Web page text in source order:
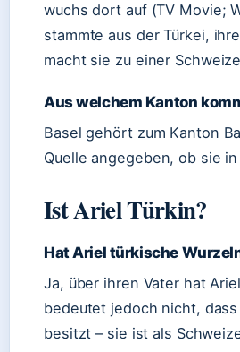
wuchs dort auf (TV Movie;
stammte aus der Türkei,
macht sie zu einer
Aus welchem Kanton
Basel gehört zum Kanton
Quelle angegeben, ob sie
Ist Ariel Türkin?
Hat Ariel türkische
Ja, über ihren Vater hat
bedeutet jedoch nicht,
besitzt – sie ist als